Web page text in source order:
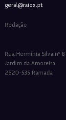
geral@raiox.pt
Redação
Rua Hermínia Silva nº 8
Jardim da Amoreira
2620-535 Ramada